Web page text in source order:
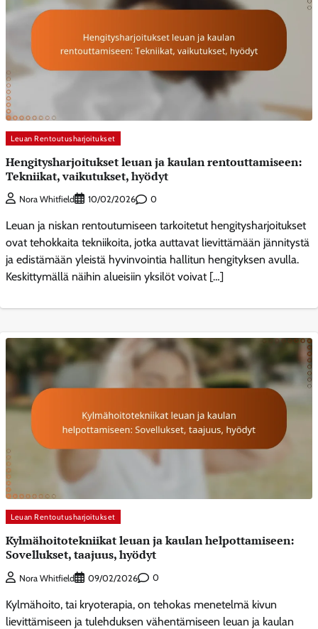
Leuan Rentoutusharjoitukset
Hengitysharjoitukset leuan ja kaulan rentouttamiseen:
Tekniikat, vaikutukset, hyödyt
Nora Whitfield 10/02/2026 0
Leuan ja niskan rentoutumiseen tarkoitetut hengitysharjoitukset
ovat tehokkaita tekniikoita, jotka auttavat lievittämään jännitystä
ja edistämään yleistä hyvinvointia hallitun hengityksen avulla.
Keskittymällä näihin alueisiin yksilöt voivat […]
Leuan Rentoutusharjoitukset
Kylmähoitotekniikat leuan ja kaulan helpottamiseen:
Sovellukset, taajuus, hyödyt
Nora Whitfield 09/02/2026 0
Kylmähoito, tai kryoterapia, on tehokas menetelmä kivun
lievittämiseen ja tulehduksen vähentämiseen leuan ja kaulan